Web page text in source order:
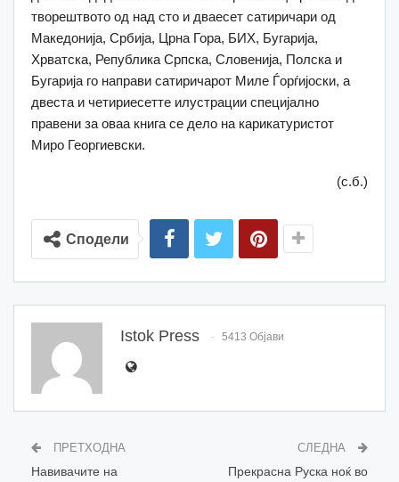
творештвото од над сто и дваесет сатиричари од
Македонија, Србија, Црна Гора, БИХ, Бугарија,
Хрватска, Република Српска, Словенија, Полска и
Бугарија го направи сатиричарот Миле Ѓорѓијоски, а
двеста и четириесетте илустрации специјално
правени за оваа книга се дело на карикатуристот
Миро Георгиевски.
(с.б.)
Сподели
Istok Press 5413 Објави
ПРЕТХОДНА
Навивачите на
СЛЕДНА
Прекрасна Руска ноќ во